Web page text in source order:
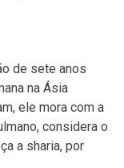
de sete anos
na Ásia
ele mora com a
considera o
a sharia, por